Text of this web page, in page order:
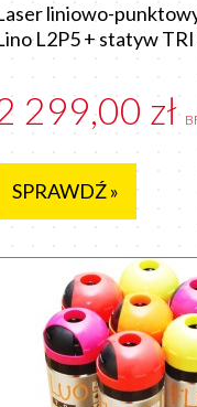
liniowo-
L2P5 + statyw
299,00 zł
SPRAWDŹ »